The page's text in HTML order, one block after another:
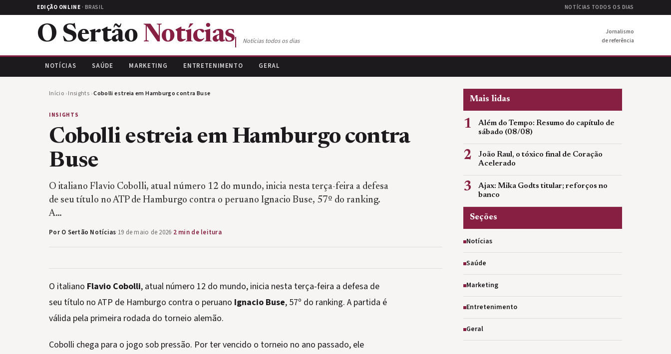
EDIÇÃO ONLINE · BRASIL NOTÍCIAS TODOS OS DIAS
O Sertão Notícias Notícias todos os dias
Jornalismo
de referência
NOTÍCIAS SAÚDE MARKETING ENTRETENIMENTO GERAL
Início ›Insights ›Cobolli estreia em Hamburgo contra Buse
INSIGHTS
Cobolli estreia em Hamburgo contra
Buse
O italiano Flavio Cobolli, atual número 12 do mundo, inicia nesta terça-feira a defesa
de seu título no ATP de Hamburgo contra o peruano Ignacio Buse, 57º do ranking.
A…
Por O Sertão Notícias·19 de maio de 2026·2 min de leitura
O italiano Flavio Cobolli, atual número 12 do mundo, inicia nesta terça-feira a defesa de
seu título no ATP de Hamburgo contra o peruano Ignacio Buse, 57º do ranking. A partida é
válida pela primeira rodada do torneio alemão.
Cobolli chega para o jogo sob pressão. Por ter vencido o torneio no ano passado, ele
Mais lidas
1
Além do Tempo: Resumo do capítulo de
sábado (08/08)
2
João Raul, o tóxico final de Coração
Acelerado
3
Ajax: Mika Godts titular; reforços no
banco
Seções
Notícias
Saúde
Marketing
Entretenimento
Geral